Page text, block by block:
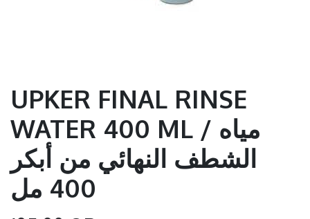
UPKER FINAL RINSE
WATER 400 ML / مياه
الشطف النهائي من أبكر
400 مل